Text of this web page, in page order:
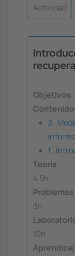
Actividad
Objetivos:
3 .
1 .
Teoría
4.5h
Problemas
3h
10h